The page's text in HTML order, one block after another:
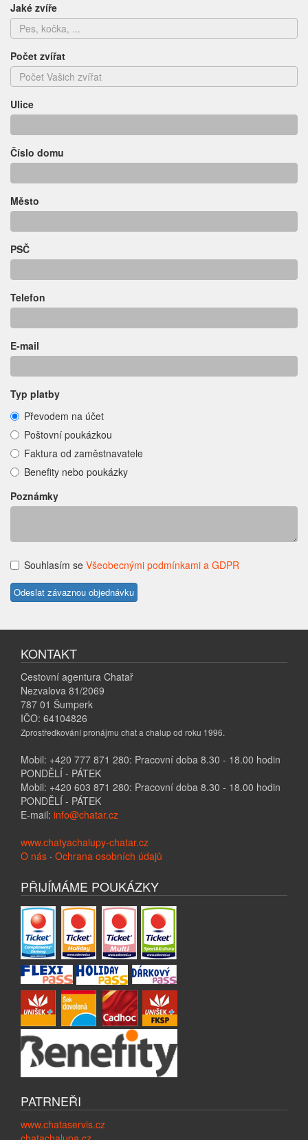
Jaké zvíře
Počet zvířat
Ulice
Číslo domu
Město
PSČ
Telefon
E-mail
Typ platby
Převodem na účet
Poštovní poukázkou
Faktura od zaměstnavatele
Benefity nebo poukázky
Poznámky
Souhlasím se Všeobecnými podmínkami a GDPR
KONTAKT
Cestovní agentura Chatař
Nezvalova 81/2069
787 01 Šumperk
IČO: 64104826
Zprostředkování pronájmu chat a chalup od roku 1996.
Mobil: +420 777 871 280: Pracovní doba 8.30 - 18.00 hodin
PONDĚLÍ - PÁTEK
Mobil: +420 603 871 280: Pracovní doba 8.30 - 18.00 hodin
PONDĚLÍ - PÁTEK
E-mail: info@chatar.cz
www.chatyachalupy-chatar.cz
O nás · Ochrana osobních údajů
PŘIJÍMÁME POUKÁZKY
PATRNEŘI
www.chataservis.cz